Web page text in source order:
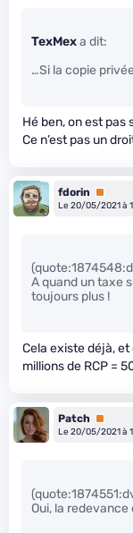
TexMexa dit:
…Si la copie
Hé ben, on est pas
Ce n’est pas un
fdorin
Premium
Le 20/05/2021 à
A quand un taxe
toujours plus !
Cela existe déjà, et
millions de RCP =
Patch Premium
Le 20/05/2021 à
Oui, la